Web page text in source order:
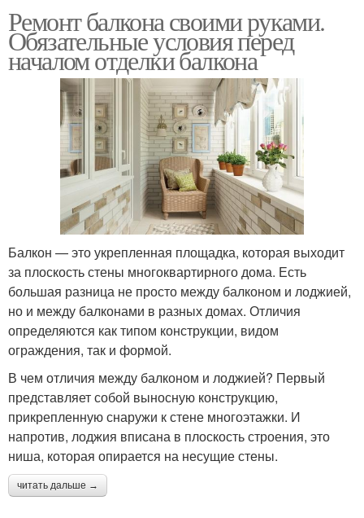
Ремонт балкона своими руками.
Обязательные условия перед
началом отделки балкона
Балкон — это укрепленная площадка, которая выходит
за плоскость стены многоквартирного дома. Есть
большая разница не просто между балконом и лоджией,
но и между балконами в разных домах. Отличия
определяются как типом конструкции, видом
ограждения, так и формой.
В чем отличия между балконом и лоджией? Первый
представляет собой выносную конструкцию,
прикрепленную снаружи к стене многоэтажки. И
напротив, лоджия вписана в плоскость строения, это
ниша, которая опирается на несущие стены.
читать дальше →